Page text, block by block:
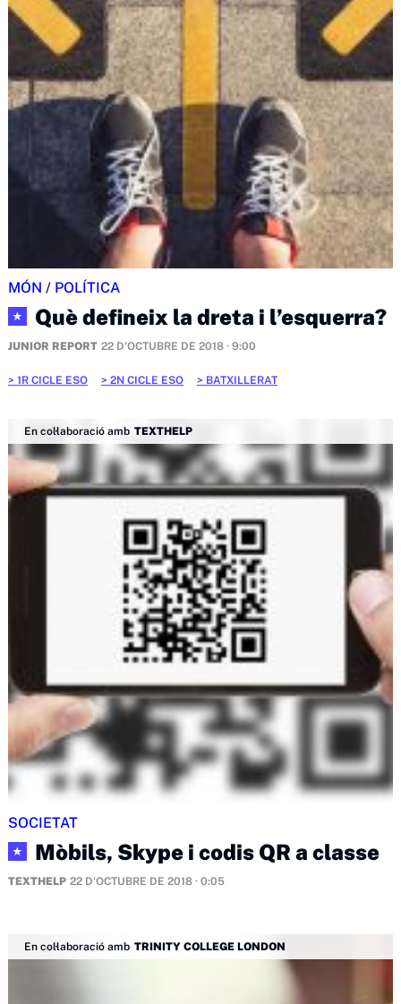
MÓN / POLÍTICA
★ Què defineix la dreta i l’esquerra?
JUNIOR REPORT 22 D'OCTUBRE DE 2018 · 9:00
1R CICLE ESO 2N CICLE ESO BATXILLERAT
En col·laboració amb TEXTHELP
SOCIETAT
★ Mòbils, Skype i codis QR a classe
TEXTHELP 22 D'OCTUBRE DE 2018 · 0:05
En col·laboració amb TRINITY COLLEGE LONDON